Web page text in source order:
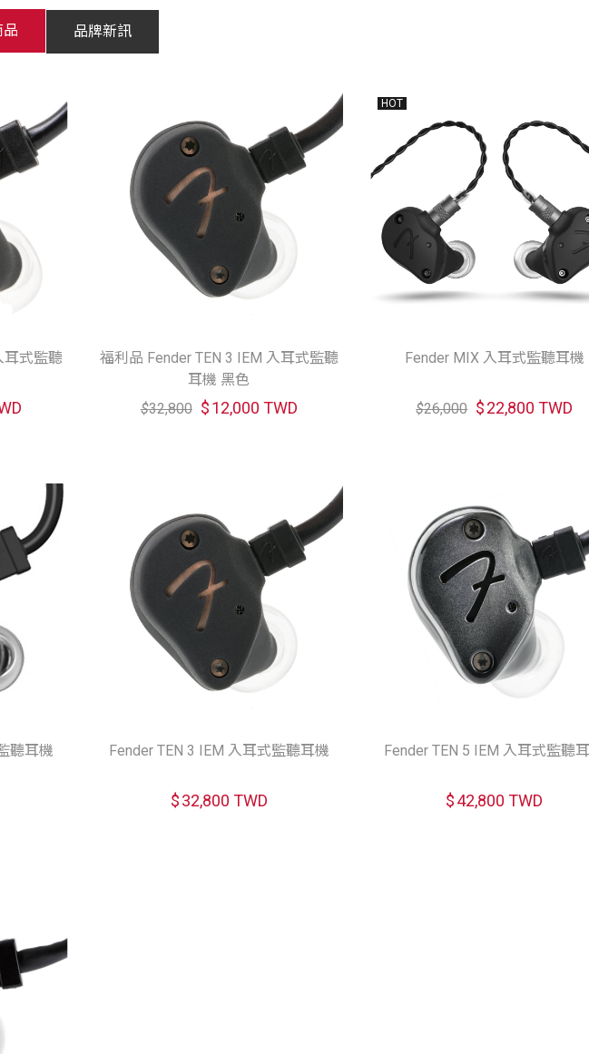
品 品牌新訊
耳式監聽
福利品 Fender TEN 3 IEM 入耳式監聽
耳機 黑色
$32,800 $12,000 TWD
Fender MIX 入耳式監聽耳機
$26,000 $22,800 TWD
聽耳機 Fender TEN 3 IEM 入耳式監聽耳機
$32,800 TWD
Fender TEN 5 IEM 入耳式監聽
$42,800 TWD